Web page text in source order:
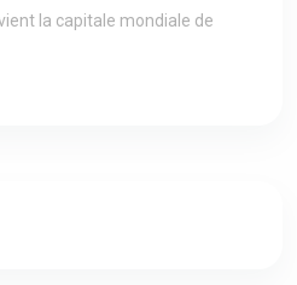
la capitale mondiale de